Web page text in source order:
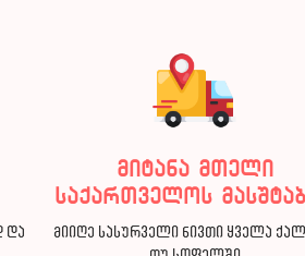
და
მიტანა მთელი
საქართველოს
მიიღე სასურველი ნივთი ყველა